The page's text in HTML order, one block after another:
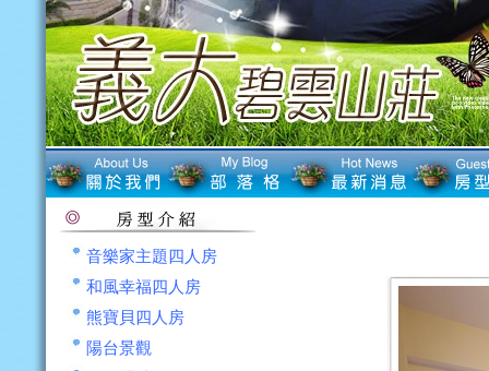
音樂家主題四人房
和風幸福四人房
熊寶貝四人房
陽台景觀